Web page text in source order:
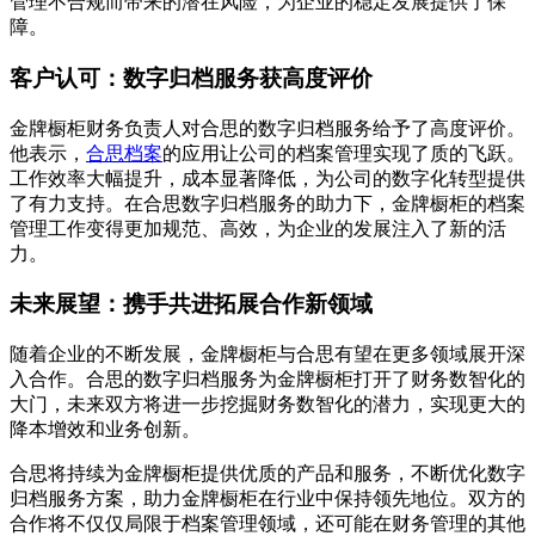
障。
客户认可：数字归档服务获高度评价
金牌橱柜财务负责人对合思的数字归档服务给予了高度评价。
他表示， 合思档案的应用让公司的档案管理实现了质的飞跃。
工作效率大幅提升，成本显著降低，为公司的数字化转型提供
了有力支持。在合思数字归档服务的助力下，金牌橱柜的档案
管理工作变得更加规范、高效，为企业的发展注入了新的活
力。
未来展望：携手共进拓展合作新领域
随着企业的不断发展，金牌橱柜与合思有望在更多领域展开深
入合作。合思的数字归档服务为金牌橱柜打开了财务数智化的
大门，未来双方将进一步挖掘财务数智化的潜力，实现更大的
降本增效和业务创新。
合思将持续为金牌橱柜提供优质的产品和服务，不断优化数字
归档服务方案，助力金牌橱柜在行业中保持领先地位。双方的
合作将不仅仅局限于档案管理领域，还可能在财务管理的其他